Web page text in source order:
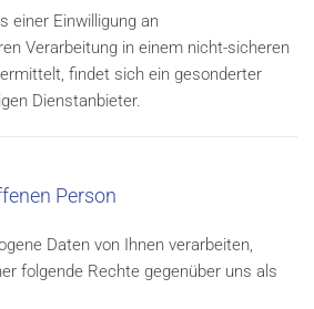
einer Einwilligung an
Verarbeitung in einem nicht-sicheren
findet sich ein gesonderter
Dienstanbieter.
Person
Daten von Ihnen verarbeiten,
folgende Rechte gegenüber uns als